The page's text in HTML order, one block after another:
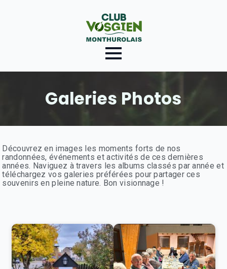
Galeries Photos
Découvrez en images les moments forts de nos
randonnées, événements et activités de ces dernières
années. Naviguez à travers les albums classés par année et
téléchargez vos galeries préférées pour partager ces
souvenirs en pleine nature. Bon visionnage !